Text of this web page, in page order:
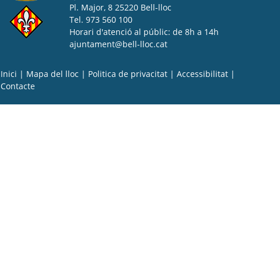
Pl. Major, 8 25220 Bell-lloc
Tel. 973 560 100
Horari d'atenció al públic: de 8h a 14h
ajuntament@bell-lloc.cat
Inici | Mapa del lloc | Politica de privacitat | Accessibilitat |
Contacte